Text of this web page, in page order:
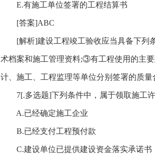
E.有施工单位签署的工程结算书
[答案]ABC
[解析]建设工程竣工验收应当具备下列
术档案和施工管理资料;③有工程使用的主
计、施工、工程监理等单位分别签署的质
7[.多选题]下列条件中，属于领取施工许
A.已经确定施工企业
B.已经支付工程预付款
C.建设单位已提供建设资金落实承诺书